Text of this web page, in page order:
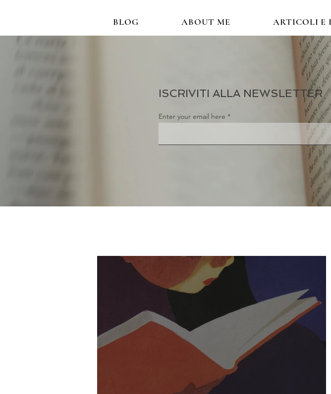
BLOG ABOUT ME ARTICOLI E
ISCRIVITI ALLA NEWSLETTER
Enter your email here